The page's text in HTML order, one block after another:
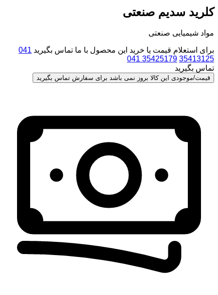
کلرید سدیم صنعتی
مواد شیمیایی صنعتی
برای استعلام قیمت یا خرید این محصول با ما تماس بگیرید 041
35413125
041 35425179
تماس بگیرید
قیمت/موجودی این کالا بروز نمی باشد برای سفارش تماس بگیرید